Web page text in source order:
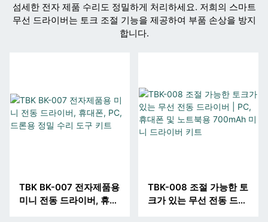
섬세한 전자 제품 수리도 정밀하게 처리하세요. 저희의 스마트
무선 드라이버는 토크 조절 기능을 제공하여 부품 손상을 방지
합니다.
TBK BK-007 전자제품용
미니 전동 드라이버, 휴대
TBK-008 조절 가능한 토
크가 있는 무선 전동 드라